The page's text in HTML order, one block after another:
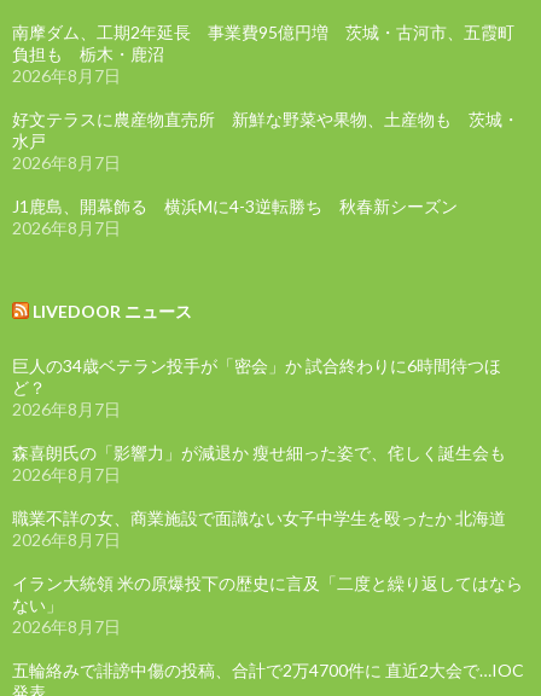
南摩ダム、工期2年延長 事業費95億円増 茨城・古河市、五霞町
負担も 栃木・鹿沼
2026年8月7日
好文テラスに農産物直売所 新鮮な野菜や果物、土産物も 茨城・
水戸
2026年8月7日
J1鹿島、開幕飾る 横浜Mに4-3逆転勝ち 秋春新シーズン
2026年8月7日
LIVEDOOR ニュース
巨人の34歳ベテラン投手が「密会」か 試合終わりに6時間待つほ
ど？
2026年8月7日
森喜朗氏の「影響力」が減退か 瘦せ細った姿で、侘しく誕生会も
2026年8月7日
職業不詳の女、商業施設で面識ない女子中学生を殴ったか 北海道
2026年8月7日
イラン大統領 米の原爆投下の歴史に言及「二度と繰り返してはなら
ない」
2026年8月7日
五輪絡みで誹謗中傷の投稿、合計で2万4700件に 直近2大会で…IOC
発表